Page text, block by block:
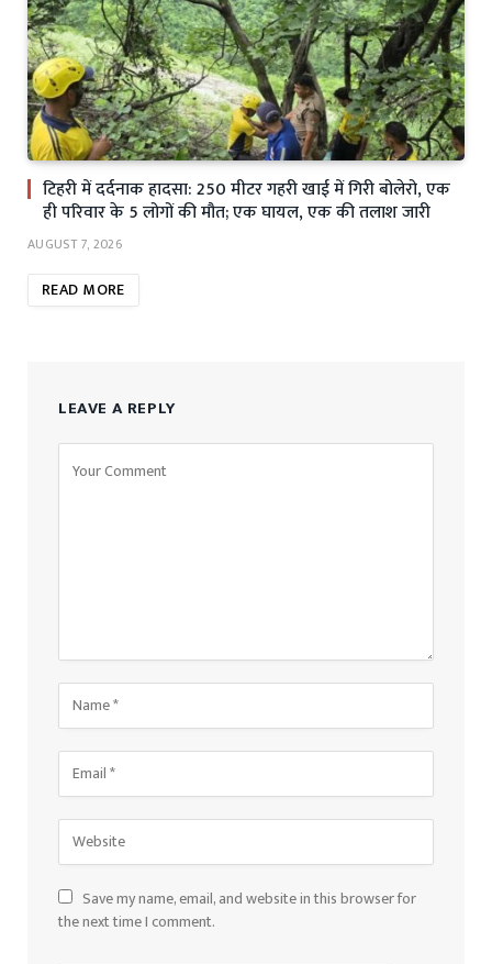
टिहरी में दर्दनाक हादसा: 250 मीटर गहरी खाई में गिरी बोलेरो, एक
ही परिवार के 5 लोगों की मौत; एक घायल, एक की तलाश जारी
AUGUST 7, 2026
READ MORE
LEAVE A REPLY
Save my name, email, and website in this browser for
the next time I comment.